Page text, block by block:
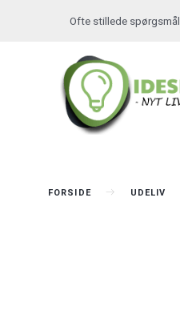
Ofte stillede spørgsmål
FORSIDE UDELIV